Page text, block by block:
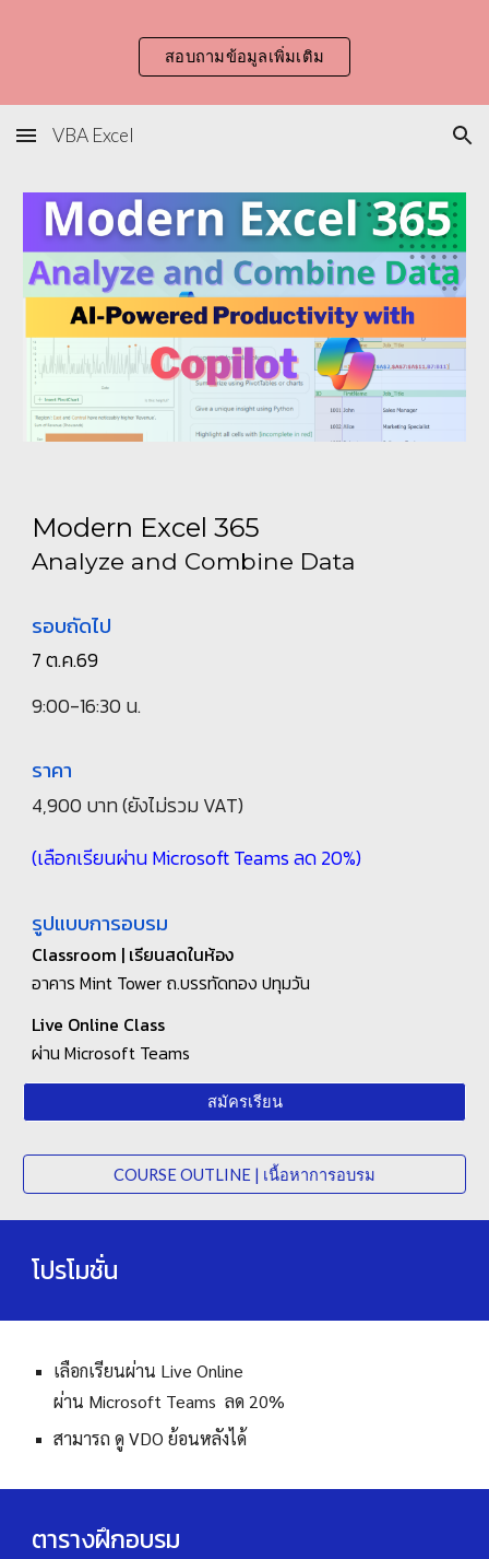
Skip to main content Skip to navigation
สอบถามข้อมูลเพิ่มเติม
VBA Excel
Modern Excel 365
Analyze and Combine Data
รอบถัดไป
7 ต.ค.69
9:00-16:30 น.
ราคา
4,900 บาท (ยังไม่รวม VAT)
(เลือกเรียนผ่าน Microsoft Teams ลด 20%)
รูปแบบการอบรม
Classroom | เรียนสดในห้อง
อาคาร Mint Tower ถ.บรรทัดทอง ปทุมวัน
Live Online Class
ผ่าน Microsoft Teams
สมัครเรียน
COURSE OUTLINE | เนื้อหาการอบรม
โปรโมชั่น
เลือกเรียนผ่าน Live Online
ผ่าน Microsoft Teams ลด 20%
สามารถ ดู VDO ย้อนหลังได้
ตารางฝึกอบรม